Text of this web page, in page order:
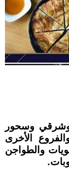
وسحور
الأخرى
والطواجن